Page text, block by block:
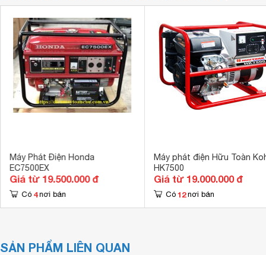
Máy Phát Điện Honda
EC7500EX
Giá từ 19.500.000 đ
Có 4 nơi bán
Máy phát điện Hữu Toàn
HK7500
Giá từ 19.000.000 đ
Có 12 nơi bán
SẢN PHẨM LIÊN QUAN